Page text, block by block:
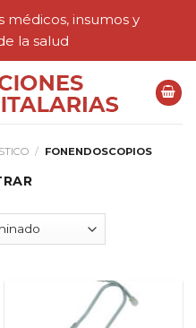
médicos, insumos y
la salud
/ FONENDOSCOPIOS